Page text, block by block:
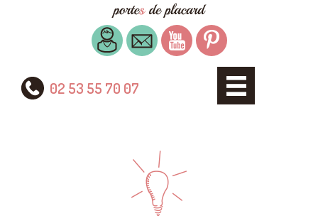
02 53 55 70 07